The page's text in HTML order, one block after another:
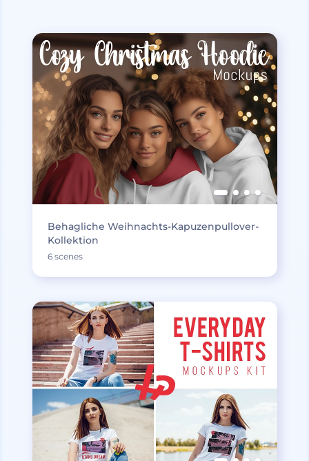
Behagliche Weihnachts-Kapuzenpullover-
Kollektion
6 scenes